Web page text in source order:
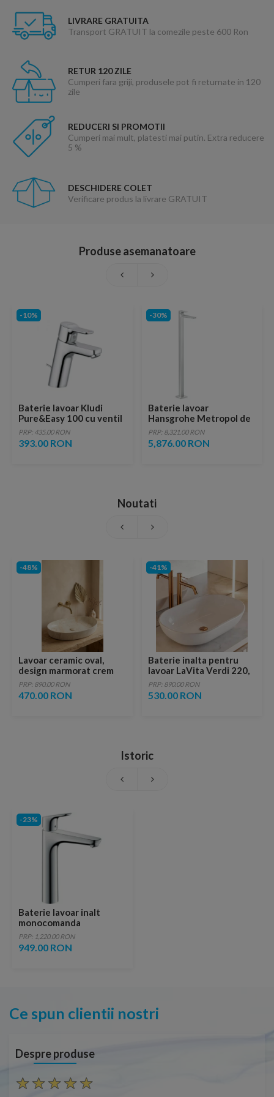
LIVRARE GRATUITA
Transport GRATUIT la comezile peste 600 Ron
RETUR 120 ZILE
Cumperi fara griji, produsele pot fi returnate in 120
zile
REDUCERI SI PROMOTII
Cumperi mai mult, platesti mai putin. Extra reducere
5 %
DESCHIDERE COLET
Verificare produs la livrare GRATUIT
Produse asemanatoare
-10%
Baterie lavoar Kludi
Pure&Easy 100 cu ventil
metalic pop-up
PRP: 435.00 RON
393.00 RON
-30%
Baterie lavoar
Hansgrohe Metropol de
pardoseala
PRP: 8,321.00 RON
5,876.00 RON
Noutati
-48%
Lavoar ceramic oval,
design marmorat crem
lucios cu vene aurii,
ventil inclus
PRP: 890.00 RON
470.00 RON
-41%
Baterie inalta pentru
lavoar LaVita Verdi 220,
fara ventil, brushed
copper
PRP: 890.00 RON
530.00 RON
Istoric
-23%
Baterie lavoar inalt
monocomanda
Hansgrohe Focus 190
PRP: 1,220.00 RON
949.00 RON
Ce spun clientii nostri
Despre produse